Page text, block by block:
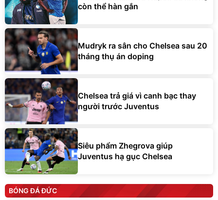
còn thể hàn gắn
Mudryk ra sân cho Chelsea sau 20
tháng thụ án doping
Chelsea trả giá vì canh bạc thay
người trước Juventus
Siêu phẩm Zhegrova giúp
Juventus hạ gục Chelsea
BÓNG ĐÁ ĐỨC